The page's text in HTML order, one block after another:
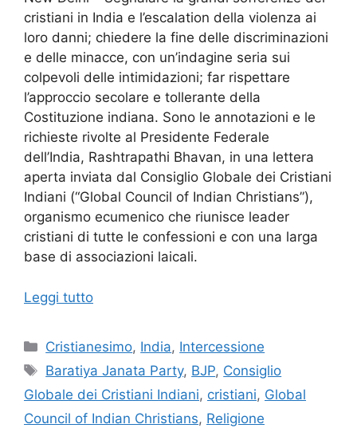
cristiani in India e l’escalation della violenza ai
loro danni; chiedere la fine delle discriminazioni
e delle minacce, con un’indagine seria sui
colpevoli delle intimidazioni; far rispettare
l’approccio secolare e tollerante della
Costituzione indiana. Sono le annotazioni e le
richieste rivolte al Presidente Federale
dell’India, Rashtrapathi Bhavan, in una lettera
aperta inviata dal Consiglio Globale dei Cristiani
Indiani (“Global Council of Indian Christians”),
organismo ecumenico che riunisce leader
cristiani di tutte le confessioni e con una larga
base di associazioni laicali.
Leggi tutto
Categorie
Cristianesimo, India, Intercessione
Tag
Baratiya Janata Party, BJP, Consiglio
Globale dei Cristiani Indiani, cristiani, Global
Council of Indian Christians, Religione